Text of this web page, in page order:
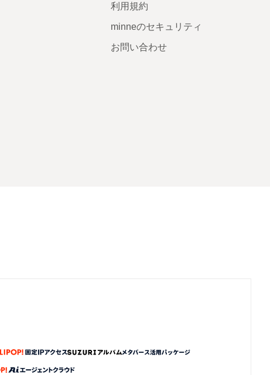
利用規約
minneのセキュリティ
お問い合わせ